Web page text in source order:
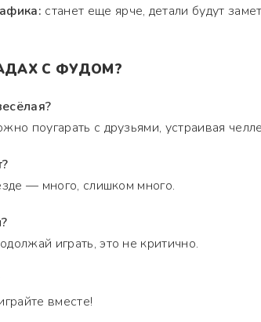
станет еще ярче, детали будут
С ФУДОМ?
поугарать с друзьями, устраивая
— много, слишком много.
играть, это не критично.
вместе!